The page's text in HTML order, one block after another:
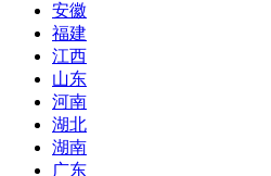
安徽
福建
江西
山东
河南
湖北
湖南
广东